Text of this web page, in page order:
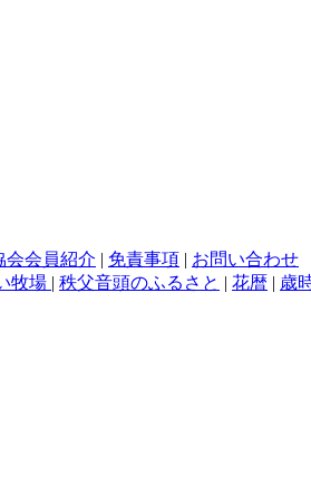
会会員紹介 | 免責事項 | お問い合わせ
牧場 | 秩父音頭のふるさと | 花暦 | 歳